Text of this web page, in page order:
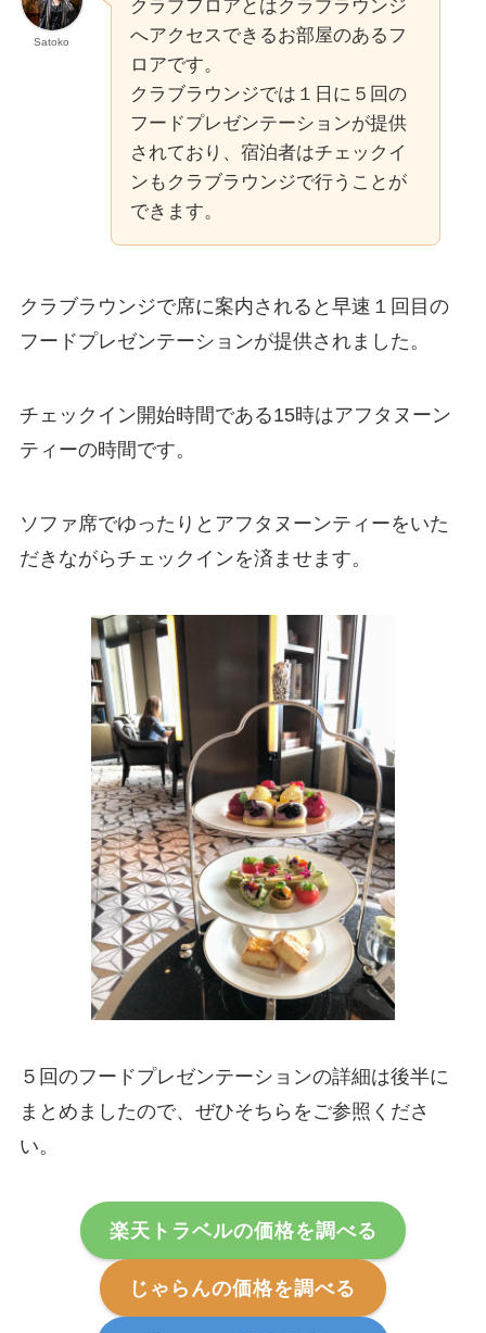
Satoko
クラブフロアとはクラブラウンジ
へアクセスできるお部屋のあるフ
ロアです。
クラブラウンジでは１日に５回の
フードプレゼンテーションが提供
されており、宿泊者はチェックイ
ンもクラブラウンジで行うことが
できます。
クラブラウンジで席に案内されると早速１回目の
フードプレゼンテーションが提供されました。
チェックイン開始時間である15時はアフタヌーン
ティーの時間です。
ソファ席でゆったりとアフタヌーンティーをいた
だきながらチェックインを済ませます。
５回のフードプレゼンテーションの詳細は後半に
まとめましたので、ぜひそちらをご参照くださ
い。
楽天トラベルの価格を調べる
じゃらんの価格を調べる